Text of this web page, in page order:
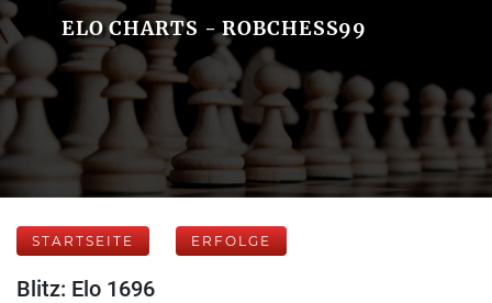
ELO CHARTS - ROBCHESS99
STARTSEITE ERFOLGE
Blitz: Elo 1696